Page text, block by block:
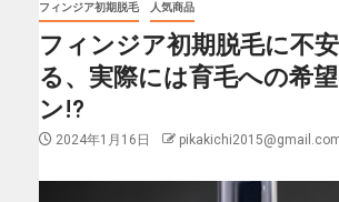
フィンジア初期脱毛 人気商品
フィンジア初期脱毛に不
る、実際には育毛への希
ン!?
2024年1月16日